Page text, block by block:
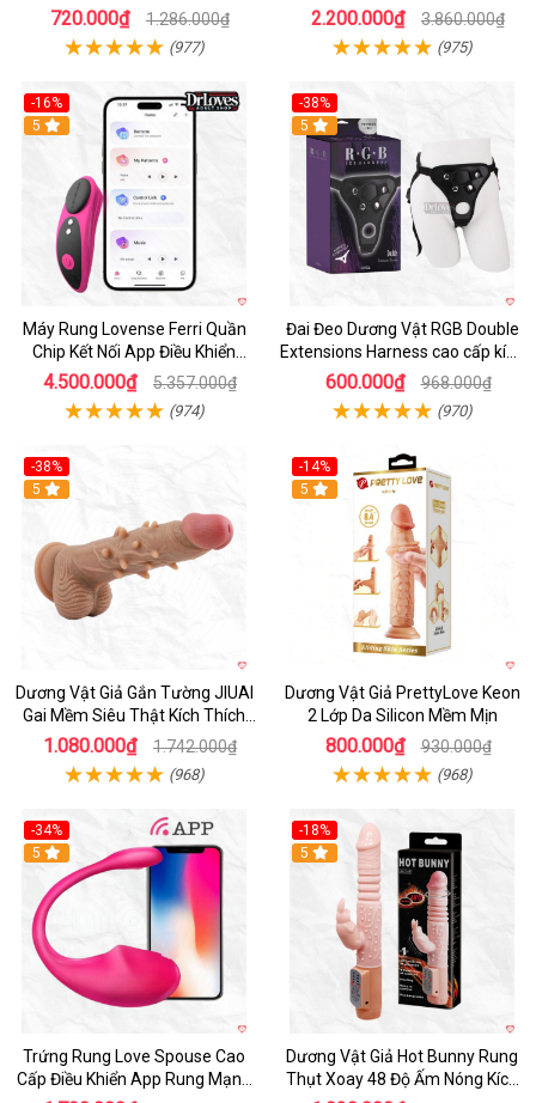
720.000₫ 1.286.000₫
(977)
G
2.200.000₫ 3.860.000₫
(975)
-16%
Hot
5
Máy Rung Lovense Ferri Quần
Chip Kết Nối App Điều Khiển
Thông Minh
4.500.000₫ 5.357.000₫
(974)
-38%
Hot
5
Đai Đeo Dương Vật RGB Double
Extensions Harness cao cấp kích
thích
600.000₫ 968.000₫
(970)
-38%
5
Dương Vật Giả Gắn Tường JIUAI
Gai Mềm Siêu Thật Kích Thích
Cực Đỉnh
1.080.000₫ 1.742.000₫
(968)
-14%
5
Dương Vật Giả PrettyLove Keon
2 Lớp Da Silicon Mềm Mịn
800.000₫ 930.000₫
(968)
-34%
5
Trứng Rung Love Spouse Cao
Cấp Điều Khiển App Rung Mạnh
-18%
Hot
5
Dương Vật Giả Hot Bunny Rung
Thụt Xoay 48 Độ Ấm Nóng Kích